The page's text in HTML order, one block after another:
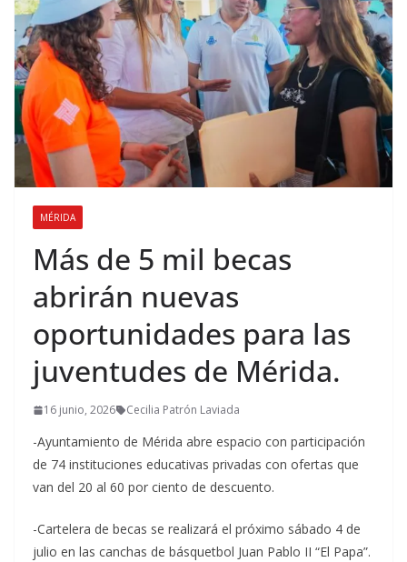
MÉRIDA
Más de 5 mil becas
abrirán nuevas
oportunidades para las
juventudes de Mérida.
16 junio, 2026 Cecilia Patrón Laviada
-Ayuntamiento de Mérida abre espacio con participación
de 74 instituciones educativas privadas con ofertas que
van del 20 al 60 por ciento de descuento.
-Cartelera de becas se realizará el próximo sábado 4 de
julio en las canchas de básquetbol Juan Pablo II “El Papa”.